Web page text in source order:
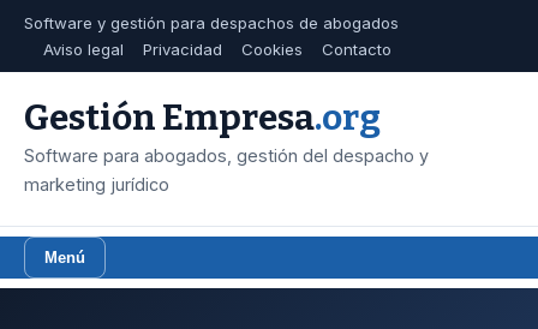
Software y gestión para despachos de abogados
Aviso legal
Privacidad Cookies Contacto
Gestión Empresa.org
Software para abogados, gestión del despacho y
marketing jurídico
Menú